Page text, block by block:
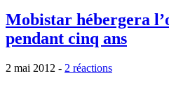
Mobistar hébergera
pendant cinq ans
2 mai 2012 - 2 réactions